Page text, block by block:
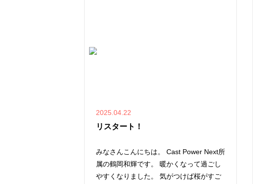
2025.04.22
リスタート！
みなさんこんにちは。 Cast Power Next所
属の鶴岡和輝です。 暖かくなって過ごし
やすくなりました。 気がつけば桜がすご